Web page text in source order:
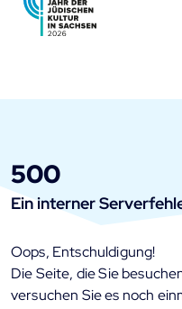
500
Ein interner
Oops, Entschuldigung!
Die Seite, die Sie
versuchen Sie es noch